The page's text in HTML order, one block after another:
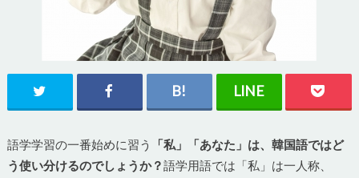
語学学習の一番始めに習う
「私」「あなた」は、韓国語ではど
う使い分けるのでしょうか？語学用語では「私」は一人称、